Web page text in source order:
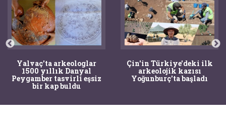
Yalvaç'ta arkeologlar
1500 yıllık Danyal
Peygamber tasvirli eşsiz
bir kap buldu
Çin'in Türkiye'deki ilk
arkeolojik kazısı
Yoğunburç'ta başladı